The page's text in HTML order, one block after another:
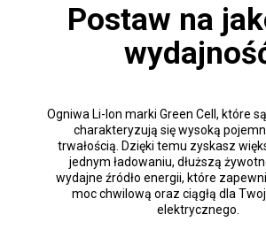
Postaw na
Ogniwa Li-Ion marki Green Cell, które
charakteryzują się wysoką
trwałością. Dzięki temu zyskasz
jednym ładowaniu, dłuższą
wydajne źródło energii, które
moc chwilową oraz ciągłą dla
elektrycznego.